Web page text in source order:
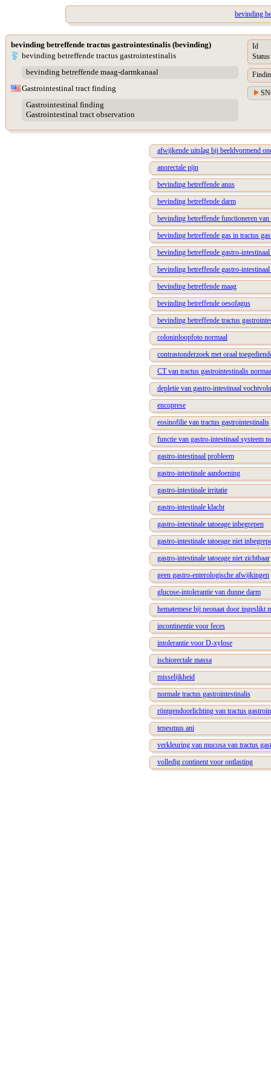
bevinding
bevinding betreffende tractus gastrointestinalis (bevinding)
bevinding betreffende tractus gastrointestinalis
bevinding betreffende maag-darmkanaal
Gastrointestinal tract finding
Gastrointestinal finding
Gastrointestinal tract observation
Id
Status
afwijkende uitslag bij beeldvormend
anorectale pijn
bevinding betreffende anus
bevinding betreffende darm
bevinding betreffende functioneren
bevinding betreffende gas in tractus
bevinding betreffende gastro-
bevinding betreffende gastro-
bevinding betreffende maag
bevinding betreffende oesofagus
bevinding betreffende tractus
coloninloopfoto normaal
contrastonderzoek met oraal
CT van tractus gastrointestinalis
depletie van gastro-intestinaal
encoprese
eosinofilie van tractus gastrointestinalis
functie van gastro-intestinaal systeem
gastro-intestinaal probleem
gastro-intestinale aandoening
gastro-intestinale irritatie
gastro-intestinale klacht
gastro-intestinale tatoeage inbegrepen
gastro-intestinale tatoeage niet
gastro-intestinale tatoeage niet zichtbaar
geen gastro-enterologische afwijkingen
glucose-intolerantie van dunne darm
hematemese bij neonaat door ingeslikt
incontinentie voor feces
intolerantie voor D-xylose
ischiorectale massa
misselijkheid
normale tractus gastrointestinalis
röntgendoorlichting van tractus
tenesmus ani
verkleuring van mucosa van tractus
volledig continent voor ontlasting